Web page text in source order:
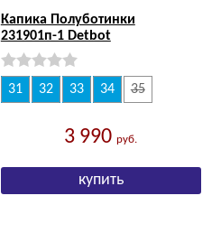
Капика Полуботинки
231901п-1 Detbot
31 32 33 34 35
3 990руб.